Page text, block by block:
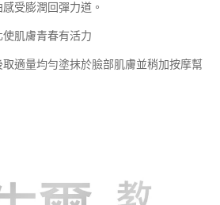
受膨潤回彈力道。
肌膚青春有活力
適量均勻塗抹於臉部肌膚並稍加按摩幫